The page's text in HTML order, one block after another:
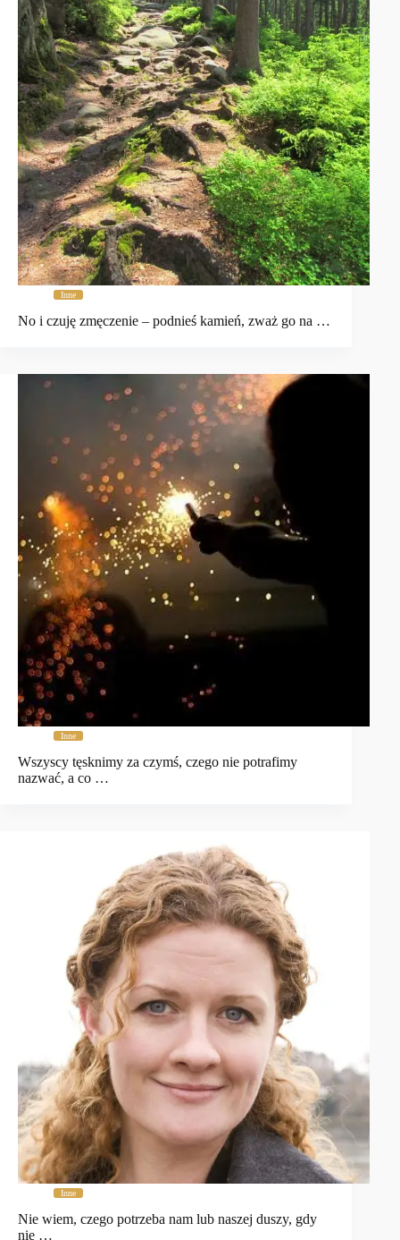
Inne
No i czuję zmęczenie – podnieś kamień, zważ go na …
Inne
Wszyscy tęsknimy za czymś, czego nie potrafimy
nazwać, a co …
Inne
Nie wiem, czego potrzeba nam lub naszej duszy, gdy
nie …